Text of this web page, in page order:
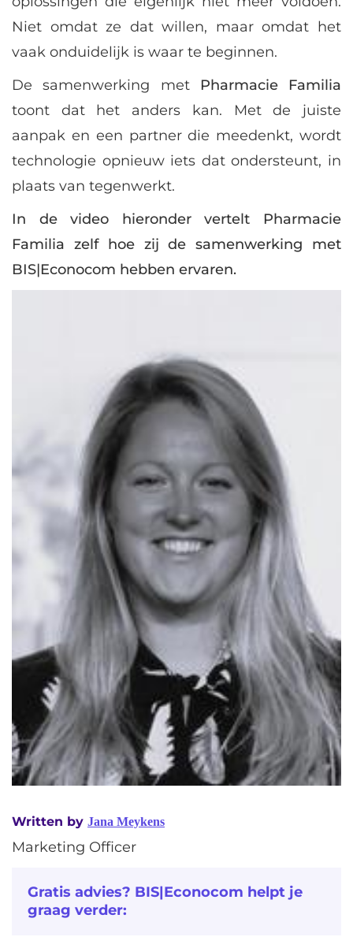
Niet omdat ze dat willen, maar omdat het
vaak onduidelijk is waar te beginnen.
De samenwerking met
Pharmacie Familia
toont dat het anders kan. Met de juiste
aanpak en een partner die meedenkt, wordt
technologie opnieuw iets dat ondersteunt, in
plaats van tegenwerkt.
In de video hieronder vertelt Pharmacie
Familia zelf hoe zij de samenwerking met
BIS|Econocom hebben ervaren.
Written by Jana Meykens
Marketing Officer
Gratis advies? BIS|Econocom helpt je
graag verder: